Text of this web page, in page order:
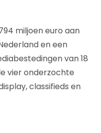
miljoen euro aan
en een
van 18
vier onderzochte
classifieds en